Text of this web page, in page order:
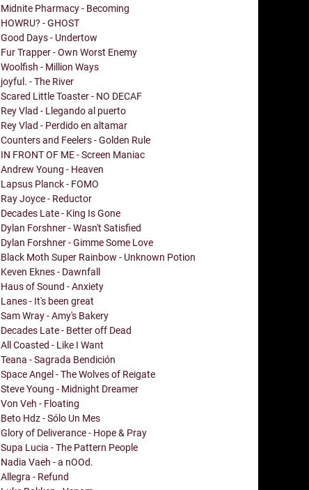
Midnite Pharmacy - Becoming
HOWRU? - GHOST
Good Days - Undertow
Fur Trapper - Own Worst Enemy
Woolfish - Million Ways
joyful. - The River
Scared Little Toaster - NO DECAF
Rey Vlad - Llegando al puerto
Rey Vlad - Perdido en altamar
Counters and Feelers - Golden Rule
IN FRONT OF ME - Screen Maniac
Andrew Young - Heaven
Lapsus Planck - FOMO
Ray Joyce - Reductor
Decades Late - King Is Gone
Dylan Forshner - Wasn't Satisfied
Dylan Forshner - Gimme Some Love
Black Moth Super Rainbow - Unknown Potion
Keven Eknes - Dawnfall
Haus of Sound - Anxiety
Lanes - It's been great
Sam Wray - Amy's Bakery
Decades Late - Better off Dead
All Coasted - Like I Want
Teana - Sagrada Bendición
Space Angel - The Wolves of Reigate
Steve Young - Midnight Dreamer
Von Veh - Floating
Beto Hdz - Sólo Un Mes
Glory of Deliverance - Hope & Pray
Supa Lucia - The Pattern People
Nadia Vaeh - a nOOd.
Allegra - Refund